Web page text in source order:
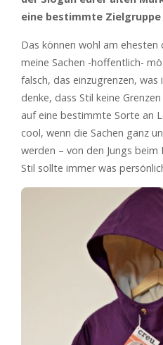
eine bestimmte Zielgruppe
Das können wohl am
meine Sachen -hoffentlich-
falsch, das einzugrenzen,
denke, dass Stil keine
auf eine bestimmte Sorte an
cool, wenn die Sachen ganz
werden – von den Jungs
Stil sollte immer was